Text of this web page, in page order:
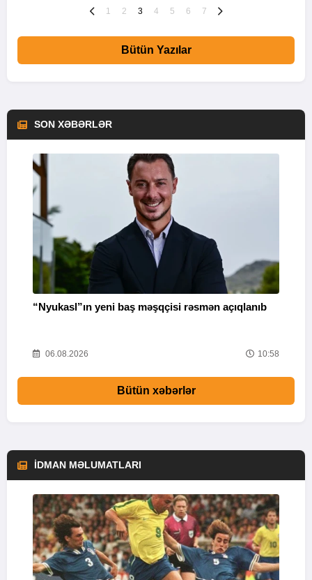
1 2 3 4 5 6 7
Bütün Yazılar
SON XƏBƏRLƏR
“Nyukasl”ın yeni baş məşqçisi rəsmən açıqlanıb
06.08.2026 10:58
Bütün xəbərlər
İDMAN MƏLUMATLARI